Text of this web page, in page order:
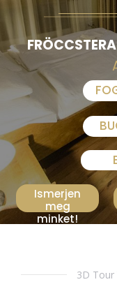
Ismerjen
meg
minket!
3D Tour